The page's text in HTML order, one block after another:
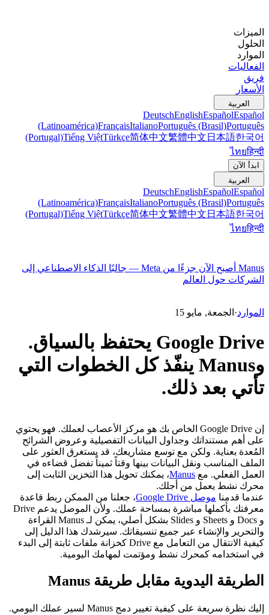
الميزات
الحلول
الموارد
الفعاليات
فريق
الأسعار
العربية
DeutschEnglishEspañolEspañol
(Latinoamérica)FrançaisItalianoPortuguês (Brasil)Português
(Portugal)Tiếng ViệtTürkçe简体中文繁體中文 日本語한국어
ไทยहिन्दी
ابدأ الآن
العربية
DeutschEnglishEspañolEspañol
(Latinoamérica)FrançaisItalianoPortuguês (Brasil)Português
(Portugal)Tiếng ViệtTürkçe简体中文繁體中文 日本語한국어
ไทยहिन्दी
Manus أصبح الآن جزءًا من Meta — جالبًا الذكاء الاصطناعي إلى
الشركات حول العالم
الموارد· الجمعة, مايو 15
Google Drive يحتفظ بالسياق.
وManus ينفّذ كل الخطوات التي
تأتي بعد ذلك.
إن Google Drive الخاص بك هو مركز الأعصاب لعملك. فهو يحتوي
على أهم مستنداتك وجداول البيانات التفصيلية وعروض الشرائح
المُعدة بعناية. ولكن مع توسع مشاريعك، قد يستغرق العثور على
الملف المناسب ونقل البيانات بينها وقتاً ثميناً تفضل قضاءه في
العمل الفعلي. مع Manus، يمكنك تحويل هذا التخزين الثابت إلى
محرك نشط يعمل من أجلك.
عندما قدمنا موصل Google Drive
، جعلنا من الممكن ربط قاعدة
و Docs و Sheets و Slides بشكل أصلي، يمكن لـ Manus القراءة
والتحرير والإنشاء عبر جميع تنسيقاتك. سيرشدك هذا الدليل إلى
كيفية الانتقال من التعامل مع Drive كخزانة ملفات ثابتة إلى البدء
في استخدامه كمحرك نشط ومؤتمت لمهامك اليومية.
الطريقة اليدوية مقابل طريقة Manus
إليك نظرة سريعة على كيفية تغيير دمج Manus لسير عملك اليومي.